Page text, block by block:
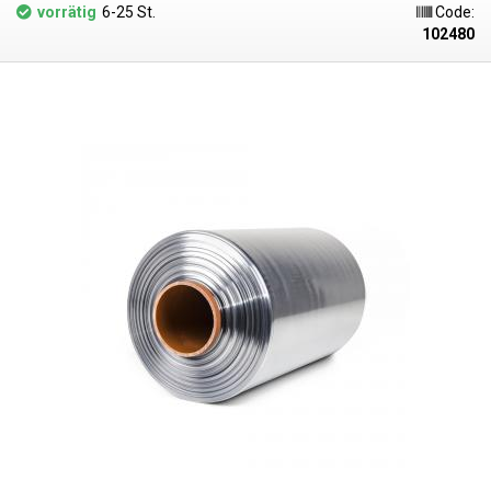
beim Einschweißen perfekt der Form des Produkts an und eignen sich
daher auch für die Verpackung von formintensiven Produkten. Zum
erforderlich - idealerweise in einer so genannten Heißluft-
Substanzen, die beim Schweißen freigesetzt werden, für den direkten
Kontakt mit Lebensmitteln nicht sehr geeignet. Insbesondere Polyolefin-
Schrumpffolien (PF) eignen sich für das Versiegeln von Lebensmitteln in
Schrumpffolien, da sie lebensmittelecht sind.Parameter:
Breite: 250 mm Dicke: 30 Mikrometer (0,030 mm)
Schrumpfungstemperatur: >90°C Schrumpfungsrate: 1,6 : 1 Folienart:
PVC Form: halber Ärmel (L) Innendurchmesser der Rolle: 75 mm Farbe:
vorrätig 6-25 St.
Code:
102480